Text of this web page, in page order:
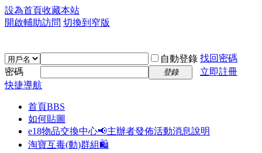
設為首頁收藏本站
開啟輔助訪問 切換到窄版
自動登錄 找回密碼
密碼
登錄
立即註冊
快捷導航
首頁BBS
如何貼圖
e18物品交換中心📢主辦者發佈活動消息說明
淘寶互毒(動)群組🛍️